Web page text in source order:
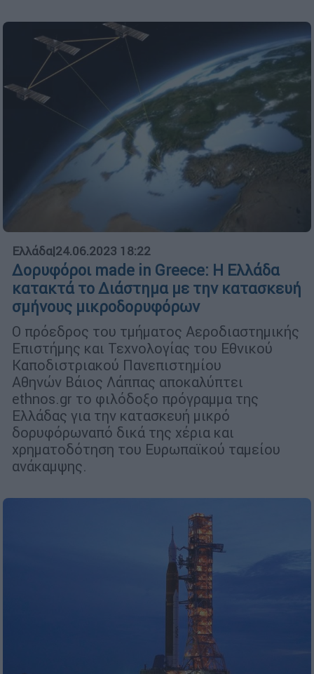
Ελλάδα|24.06.2023 18:22
Δορυφόροι made in Greece: Η Ελλάδα
κατακτά το Διάστημα με την κατασκευή
σμήνους μικροδορυφόρων
O πρόεδρος του τμήματος Αεροδιαστημικής
Επιστήμης και Τεχνολογίας του Εθνικού
Καποδιστριακού Πανεπιστημίου
Αθηνών Βάιος Λάππας αποκαλύπτει
ethnos.gr το φιλόδοξο πρόγραμμα της
Ελλάδας για την κατασκευή μικρό
δορυφόρωναπό δικά της χέρια και
χρηματοδότηση του Ευρωπαϊκού ταμείου
ανάκαμψης.